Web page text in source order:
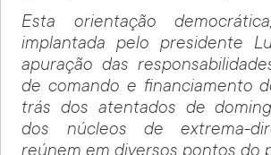
Esta orientação
implantada pelo presidente
apuração das
de comando e financiamento
trás dos atentados de
dos núcleos de extrema-